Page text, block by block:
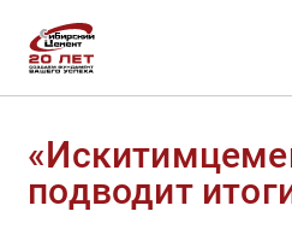
подводит